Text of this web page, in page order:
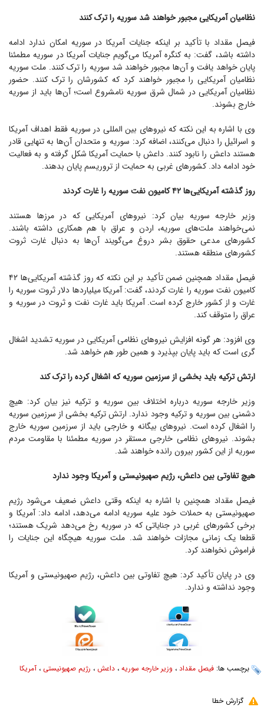
نظامیان آمریکایی مجبور خواهند شد سوریه را ترک کنند
فیصل مقداد با تأکید بر اینکه جنایات آمریکا در سوریه امکان ندارد ادامه
داشته باشد، گفت: به کنگره آمریکا می‌گویم جنایات آمریکا در سوریه مطمئنا
پایان خواهد یافت و آن‌ها مجبور خواهند شد سوریه را ترک کنند. ملت سوریه
نظامیان آمریکایی را مجبور خواهند کرد که کشورشان را ترک کنند. حضور
نظامیان آمریکایی در شمال شرق سوریه نامشروع است؛ آن‌ها باید از سوریه
خارج بشوند.
وی با اشاره به این نکته که نیرو‌های بین المللی در سوریه فقط اهداف آمریکا
و اسرائیل را دنبال می‌کنند، اضافه کرد: سوریه و متحدان آن‌ها به تنهایی قادر
هستند داعش را نابود کنند. داعش با حمایت آمریکا شکل گرفته و به فعالیت
خود ادامه داد. کشور‌های غربی به حمایت از تروریسم پایان بدهند.
روز گذشته آمریکایی‌ها ۴۲ کامیون نفت سوریه را غارت کردند
وزیر خارجه سوریه بیان کرد: نیرو‌های آمریکایی که در مرز‌ها هستند
نمی‌خواهند ملت‌های سوریه، اردن و عراق با هم همکاری داشته باشند.
کشور‌های مدعی حقوق بشر دروغ می‌گویند آن‌ها به دنبال غارت ثروت
کشور‌های منطقه هستند.
فیصل مقداد همچنین ضمن تأکید بر این نکته که روز گذشته آمریکایی‌ها ۴۲
کامیون نفت سوریه را غارت کردند، گفت: آمریکا میلیارد‌ها دلار ثروت سوریه را
غارت و از کشور خارج کرده است. آمریکا باید غارت نفت و ثروت در سوریه و
عراق را متوقف کند.
وی افزود: هر گونه افزایش نیرو‌های نظامی آمریکایی در سوریه تشدید اشغال
گری است که باید پایان بپذیرد و همین طور هم خواهد شد.
ارتش ترکیه باید بخشی از سرزمین سوریه که اشغال کرده را ترک کند
وزیر خارجه سوریه درباره اختلاف بین سوریه و ترکیه نیز بیان کرد: هیچ
دشمنی بین سوریه و ترکیه وجود ندارد. ارتش ترکیه بخشی از سرزمین سوریه
را اشغال کرده است. نیرو‌های بیگانه و خارجی باید از سرزمین سوریه خارج
بشوند. نیرو‌های نظامی خارجی مستقر در سوریه مطمئنا با مقاومت مردم
سوریه از این کشور بیرون رانده خواهند شد.
هیچ تفاوتی بین داعش، رژیم صهیونیستی و آمریکا وجود ندارد
فیصل مقداد همچنین با اشاره به اینکه وقتی داعش ضعیف می‌شود رژیم
صهیونیستی به حملات خود علیه سوریه ادامه می‌دهد، ادامه داد: آمریکا و
برخی کشور‌های غربی در جنایاتی که در سوریه رخ می‌دهد شریک هستند؛
قطعا یک زمانی مجازات خواهند شد. ملت سوریه هیچگاه این جنایات را
فراموش نخواهند کرد.
وی در پایان تأکید کرد: هیچ تفاوتی بین داعش، رژیم صهیونیستی و آمریکا
وجود نداشته و ندارد.
برچسب ها: فیصل مقداد ، وزیر خارجه سوریه ، داعش ، رژیم صهیونیستی ، آمریکا
گزارش خطا